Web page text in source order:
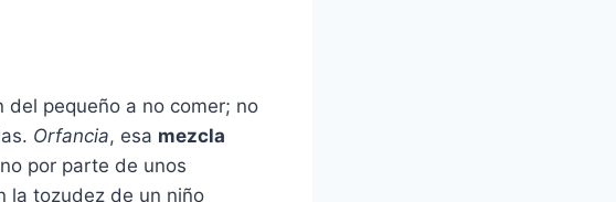
pequeño a no comer; no
Orfancia, esa mezcla
por parte de unos
la tozudez de un niño